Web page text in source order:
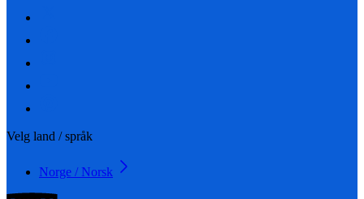
Velg land / språk
Norge / Norsk